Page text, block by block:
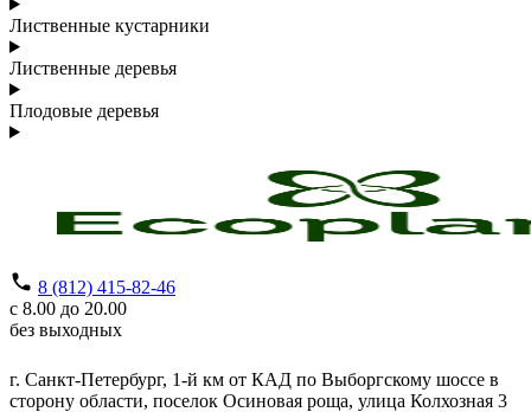
Лиственные кустарники
Лиственные деревья
Плодовые деревья
8 (812) 415-82-46
с 8.00 до 20.00
без выходных
г. Санкт-Петербург, 1-й км от КАД по Выборгскому шоссе в
сторону области, поселок Осиновая роща, улица Колхозная 3